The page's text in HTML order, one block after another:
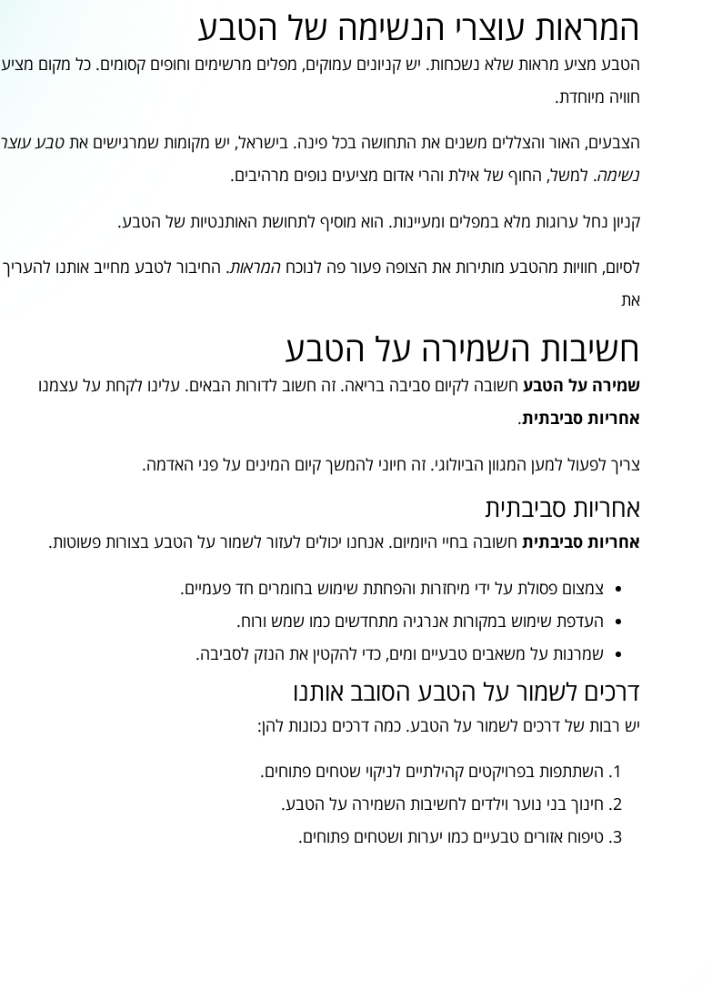
המראות עוצרי הנשימה של הטבע
הטבע מציע מראות שלא נשכחות. יש קניונים עמוקים, מפלים מרשימים וחופים קסומים. כל מקום מציע
חוויה מיוחדת.
הצבעים, האור והצללים משנים את התחושה בכל פינה. בישראל, יש מקומות שמרגישים את טבע עוצר
נשימה. למשל, החוף של אילת והרי אדום מציעים נופים מרהיבים.
קניון נחל ערוגות מלא במפלים ומעיינות. הוא מוסיף לתחושת האותנטיות של הטבע.
לסיום, חוויות מהטבע מותירות את הצופה פעור פה לנוכח המראות. החיבור לטבע מחייב אותנו להעריך
את
חשיבות השמירה על הטבע
שמירה על הטבעחשובה לקיום סביבה בריאה. זה חשוב לדורות הבאים. עלינו לקחת על עצמנו
אחריות סביבתית.
צריך לפעול למען המגוון הביולוגי. זה חיוני להמשך קיום המינים על פני האדמה.
אחריות סביבתית
אחריות סביבתיתחשובה בחיי היומיום. אנחנו יכולים לעזור לשמור על הטבע בצורות פשוטות.
צמצום פסולת על ידי מיחזרות והפחתת שימוש בחומרים חד פעמיים.
העדפת שימוש במקורות אנרגיה מתחדשים כמו שמש ורוח.
שמרנות על משאבים טבעיים ומים, כדי להקטין את הנזק לסביבה.
דרכים לשמור על הטבע הסובב אותנו
יש רבות של דרכים לשמור על הטבע. כמה דרכים נכונות להן:
השתתפות בפרויקטים קהילתיים לניקוי שטחים פתוחים.
חינוך בני נוער וילדים לחשיבות השמירה על הטבע.
טיפוח אזורים טבעיים כמו יערות ושטחים פתוחים.